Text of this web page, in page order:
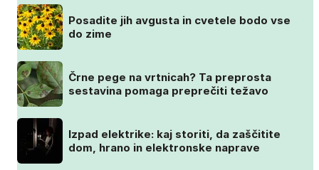
Posadite jih avgusta in cvetele bodo vse
do zime
Črne pege na vrtnicah? Ta preprosta
sestavina pomaga preprečiti težavo
Izpad elektrike: kaj storiti, da zaščitite
dom, hrano in elektronske naprave